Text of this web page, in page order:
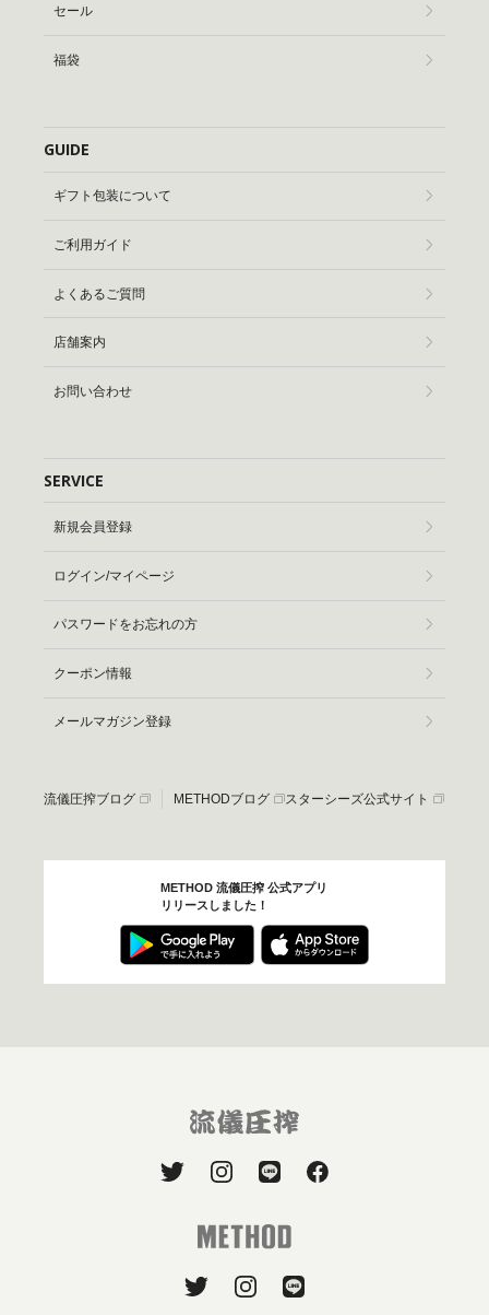
セール
福袋
GUIDE
ギフト包装について
ご利用ガイド
よくあるご質問
店舗案内
お問い合わせ
SERVICE
新規会員登録
ログイン/マイページ
パスワードをお忘れの方
クーポン情報
メールマガジン登録
流儀圧搾ブログ METHODブログ スターシーズ公式サイト
METHOD 流儀圧搾 公式アプリ
リリースしました！